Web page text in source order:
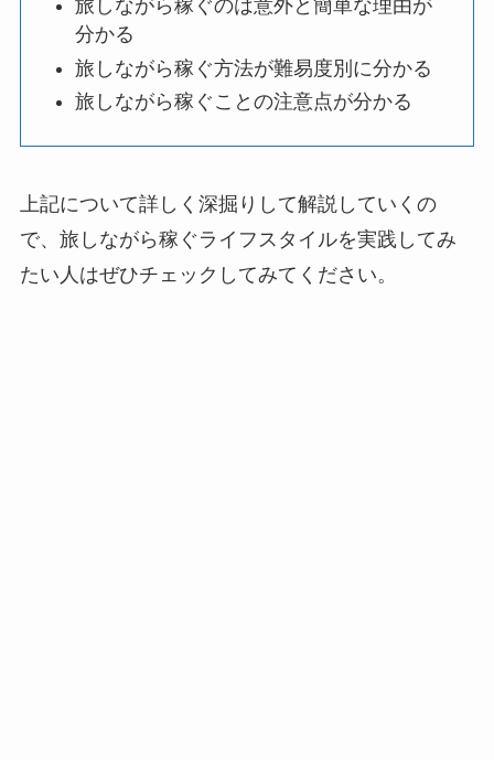
旅しながら稼ぐのは意外と簡単な理由が
分かる
旅しながら稼ぐ方法が難易度別に分かる
旅しながら稼ぐことの注意点が分かる
上記について詳しく深掘りして解説していくの
で、旅しながら稼ぐライフスタイルを実践してみ
たい人はぜひチェックしてみてください。